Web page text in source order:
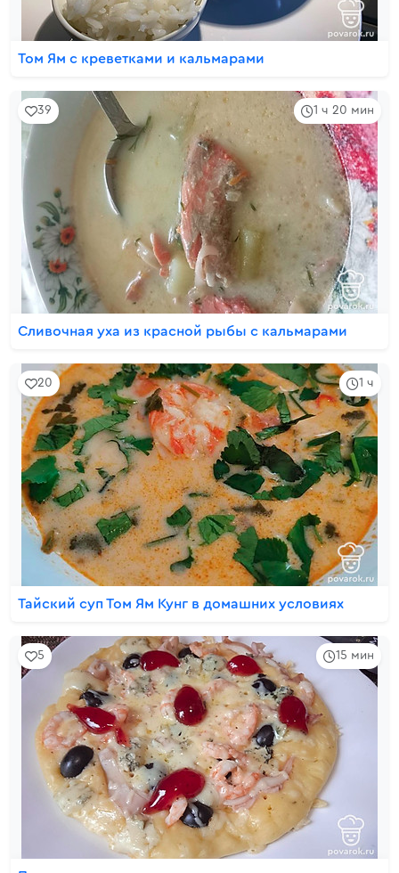
Том Ям с креветками и кальмарами
1 ч 20 мин
39
Сливочная уха из красной рыбы с кальмарами
1 ч
20
Тайский суп Том Ям Кунг в домашних условиях
15 мин
5